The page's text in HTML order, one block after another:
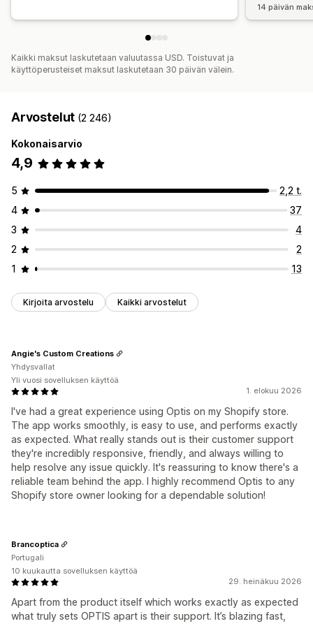
14 päivän
Kaikki maksut laskutetaan valuutassa USD. Toistuvat ja
käyttöperusteiset maksut laskutetaan 30 päivän välein.
Arvostelut (2 246)
Kokonaisarvio
4,9
5
2,2 t.
4
37
3
4
2
2
1
13
Kirjoita arvostelu Kaikki arvostelut
1. elokuu 2026
I've had a great experience using Optis on my Shopify store.
The app works smoothly, is easy to use, and performs exactly
as expected. What really stands out is their customer support
they're incredibly responsive, friendly, and always willing to
help resolve any issue quickly. It's reassuring to know there's a
reliable team behind the app. I highly recommend Optis to any
Shopify store owner looking for a dependable solution!
Angie's Custom Creations
Yhdysvallat
Yli vuosi sovelluksen käyttöä
29. heinäkuu 2026
Apart from the product itself which works exactly as expected
what truly sets OPTIS apart is their support. It’s blazing fast,
Brancoptica
Portugali
10 kuukautta sovelluksen käyttöä